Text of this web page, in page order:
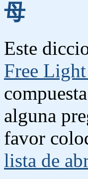
母
Este
Free
alguna
favor
lista de